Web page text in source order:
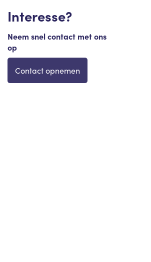
Interesse?
Neem snel contact met ons
op
Contact opnemen